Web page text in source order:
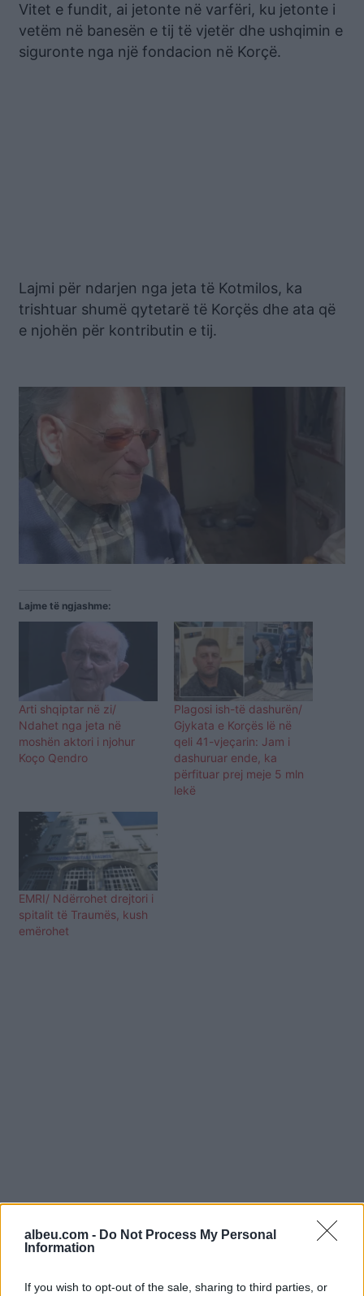
albeu.com - Do Not Process My Personal
Information
If you wish to opt-out of the sale, sharing to third parties, or
Vitet e fundit, ai jetonte në varfëri, ku jetonte i
vetëm në banesën e tij të vjetër dhe ushqimin e
siguronte nga një fondacion në Korçë.
Lajmi për ndarjen nga jeta të Kotmilos, ka
trishtuar shumë qytetarë të Korçës dhe ata që
e njohën për kontributin e tij.
Lajme të ngjashme:
Arti shqiptar në zi/
Ndahet nga jeta në
moshën aktori i njohur
Koço Qendro
Plagosi ish-të dashurën/
Gjykata e Korçës lë në
qeli 41-vjeçarin: Jam i
dashuruar ende, ka
përfituar prej meje 5 mln
lekë
EMRI/ Ndërrohet drejtori i
spitalit të Traumës, kush
emërohet
Tags:
Dhionis Robert Kotmilo , vdes